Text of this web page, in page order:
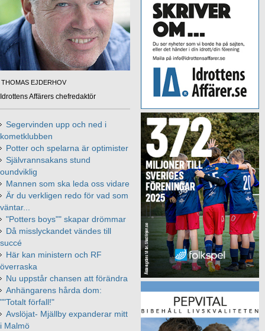
THOMAS EJDERHOV
Idrottens Affärers chefredaktör
Segervinden upp och ned i
kometklubben
Potter och spelarna är optimister
Självrannsakans stund
oundviklig
Mannen som ska leda oss vidare
Är du verkligen redo för vad som
väntar...
"Potters boys"" skapar drömmar
Då misslyckandet vändes till
succé
Här kan ministern och RF
överraska
Nu uppstår chansen att förändra
Anhängarens hårda dom:
""Totalt förfall!"
Avslöjat- Mjällby expanderar mitt
i Malmö